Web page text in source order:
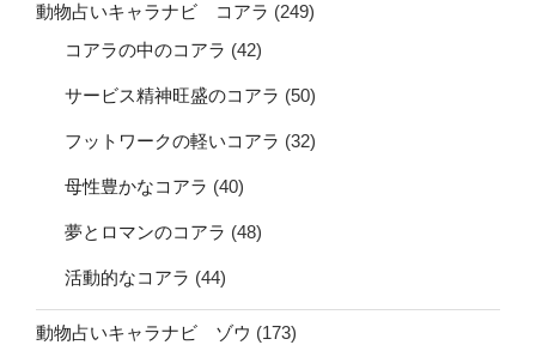
動物占いキャラナビ コアラ (249)
コアラの中のコアラ (42)
サービス精神旺盛のコアラ (50)
フットワークの軽いコアラ (32)
母性豊かなコアラ (40)
夢とロマンのコアラ (48)
活動的なコアラ (44)
動物占いキャラナビ ゾウ (173)